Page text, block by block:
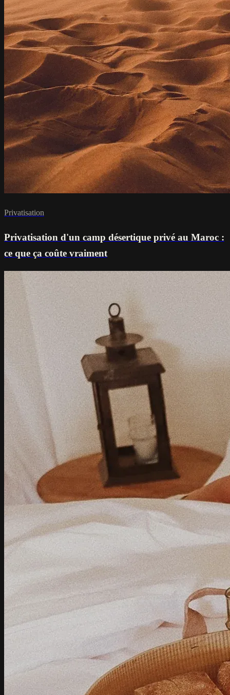
Privatisation
Privatisation d'un camp désertique privé au Maroc :
ce que ça coûte vraiment